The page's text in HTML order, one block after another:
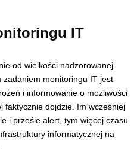
IT
od wielkości nadzorowanej
zadaniem monitoringu IT jest
i informowanie o możliwości
faktycznie dojdzie. Im wcześniej
i prześle alert, tym więcej czasu
informatycznej na